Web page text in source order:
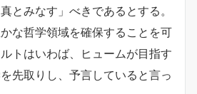
とみなす」べきであるとする。
な哲学領域を確保することを可
トはいわば、ヒュームが目指す
先取りし、予言していると言っ